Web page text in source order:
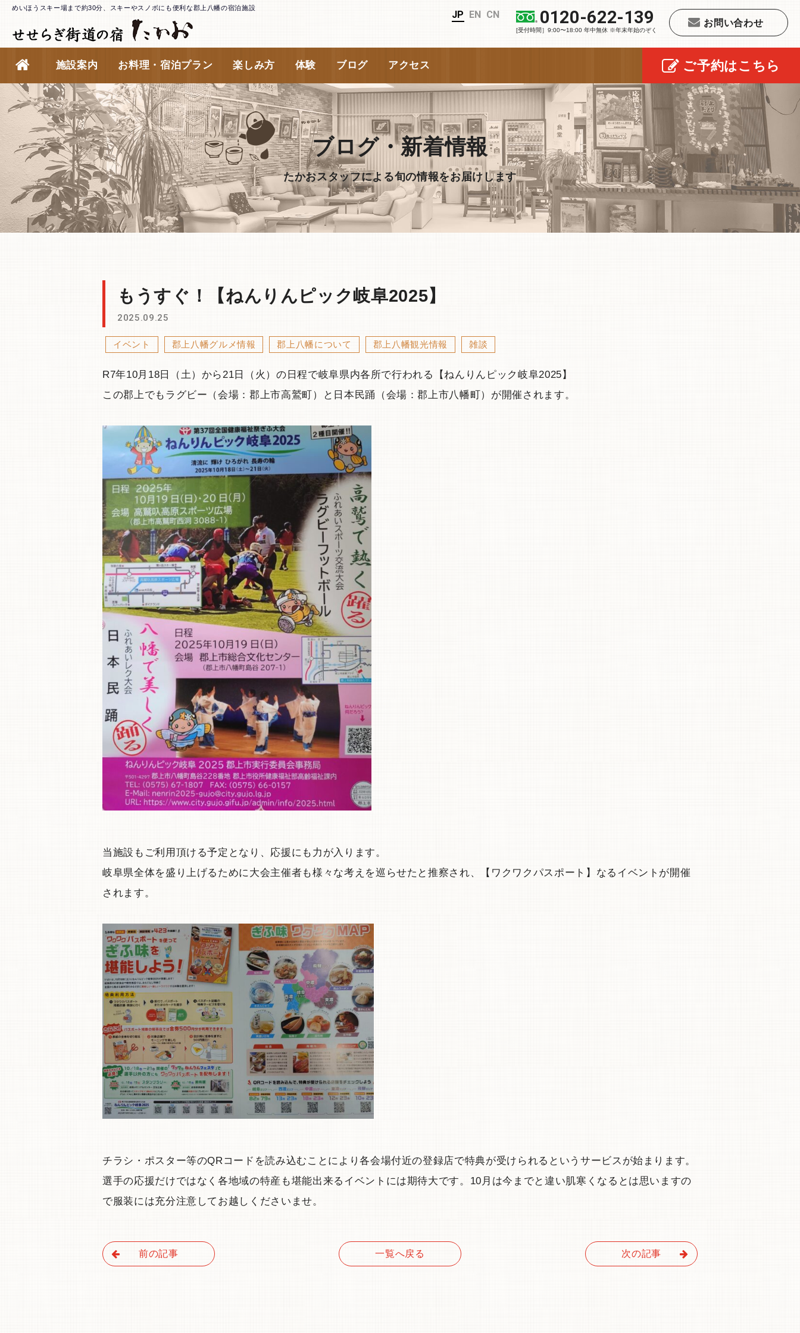
めいほうスキー場まで約30分、 スキーやスノボにも便利な郡上八幡の宿泊施設 0120-622-139
[受付時間］9:00〜18:00 年中無休 ※年末年始のぞく
お問い合わせ
JP EN CN
施設案内 お料理・宿泊プラン 楽しみ方 体験 ブログ アクセス ご予約はこちら
ブログ・新着情報
たかおスタッフによる旬の情報をお届けします
もうすぐ！【ねんりんピック岐阜2025】
2025.09.25
イベント 郡上八幡グルメ情報 郡上八幡について 郡上八幡観光情報 雑談
R7年10月18日（土）から21日（火）の日程で岐阜県内各所で行われる【ねんりんピック岐阜2025】
この郡上でもラグビー（会場：郡上市高鷲町）と日本民踊（会場：郡上市八幡町）が開催されます。
当施設もご利用頂ける予定となり、応援にも力が入ります。
岐阜県全体を盛り上げるために大会主催者も様々な考えを巡らせたと推察され、【ワクワクパスポート】なるイベントが開催
されます。
チラシ・ポスター等のQRコードを読み込むことにより各会場付近の登録店で特典が受けられるというサービスが始まります。
選手の応援だけではなく各地域の特産も堪能出来るイベントには期待大です。10月は今までと違い肌寒くなるとは思いますの
で服装には充分注意してお越しくださいませ。
次の記事
一覧へ戻る
前の記事